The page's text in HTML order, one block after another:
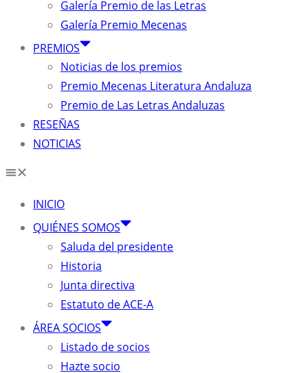
Galería Premio de las Letras
Galería Premio Mecenas
PREMIOS
Noticias de los premios
Premio Mecenas Literatura Andaluza
Premio de Las Letras Andaluzas
RESEÑAS
NOTICIAS
INICIO
QUIÉNES SOMOS
Saluda del presidente
Historia
Junta directiva
Estatuto de ACE-A
ÁREA SOCIOS
Listado de socios
Hazte socio